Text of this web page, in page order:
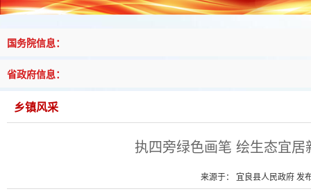
国务院信息：
省政府信息：
乡镇风采
执四旁绿色画笔 绘生态宜
来源于： 宜良县人民政府 发